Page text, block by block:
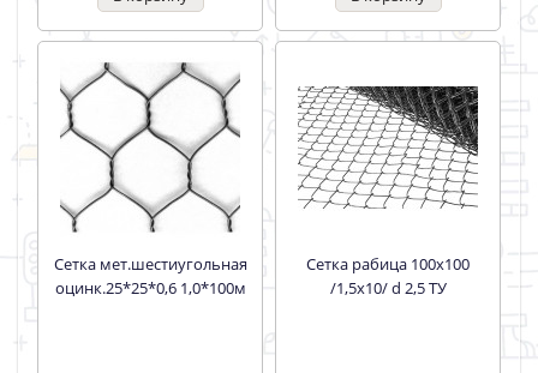
Сетка мет.шестиугольная
оцинк.25*25*0,6 1,0*100м
Сетка рабица 100х100
/1,5х10/ d 2,5 ТУ